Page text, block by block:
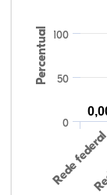
Percentual
Rede
0
50
100